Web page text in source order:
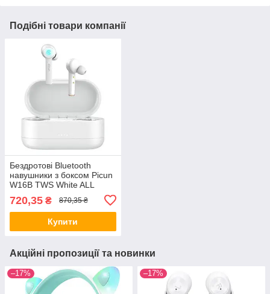
Подібні товари компанії
Бездротові Bluetooth
навушники з боксом Picun
W16B TWS White ALL
720,35 ₴ 870,35 ₴
Купити
Акційні пропозиції та новинки
–17% –17%